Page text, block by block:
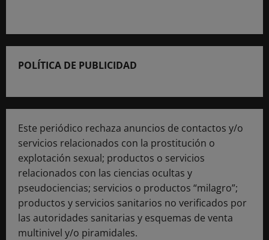
POLÍTICA DE PUBLICIDAD
Este periódico rechaza anuncios de contactos y/o
servicios relacionados con la prostitución o
explotación sexual; productos o servicios
relacionados con las ciencias ocultas y
pseudociencias; servicios o productos “milagro”;
productos y servicios sanitarios no verificados por
las autoridades sanitarias y esquemas de venta
multinivel y/o piramidales.